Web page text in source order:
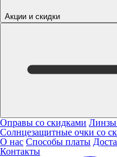
Акции и скидки
Оправы со скидками Линзы
Солнцезащитные очки со
О нас Способы платы
Контакты